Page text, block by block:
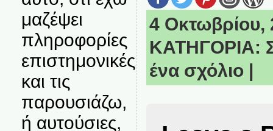
μαζέψει
πληροφορίες
επιστημονικές
και τις
παρουσιάζω,
ή αυτούσιες,
4 Οκτωβρίου,
ΚΑΤΗΓΟΡΙΑ:
ένα σχόλιο